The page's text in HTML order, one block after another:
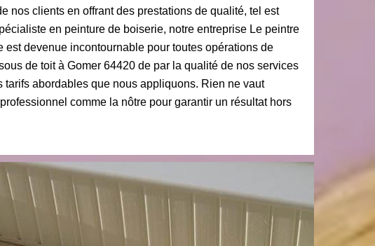
nos clients en offrant des prestations de qualité, tel est
en peinture de boiserie, notre entreprise Le peintre
est devenue incontournable pour toutes opérations de
de toit à Gomer 64420 de par la qualité de nos services
tarifs abordables que nous appliquons. Rien ne vaut
professionnel comme la nôtre pour garantir un résultat hors